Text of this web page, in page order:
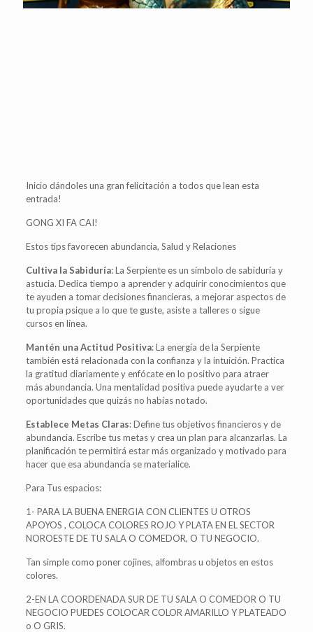
Inicio dándoles una gran felicitación a todos que lean esta
entrada!
GONG XI FA CAI!
Estos tips favorecen abundancia, Salud y Relaciones
Cultiva la Sabiduría: La Serpiente es un símbolo de sabiduría y
astucia. Dedica tiempo a aprender y adquirir conocimientos que
te ayuden a tomar decisiones financieras, a mejorar aspectos de
tu propia psique a lo que te guste, asiste a talleres o sigue
cursos en línea.
Mantén una Actitud Positiva: La energía de la Serpiente
también está relacionada con la confianza y la intuición. Practica
la gratitud diariamente y enfócate en lo positivo para atraer
más abundancia. Una mentalidad positiva puede ayudarte a ver
oportunidades que quizás no habías notado.
Establece Metas Claras: Define tus objetivos financieros y de
abundancia. Escribe tus metas y crea un plan para alcanzarlas. La
planificación te permitirá estar más organizado y motivado para
hacer que esa abundancia se materialice.
Para Tus espacios:
1- PARA LA BUENA ENERGIA CON CLIENTES U OTROS
APOYOS , COLOCA COLORES ROJO Y PLATA EN EL SECTOR
NOROESTE DE TU SALA O COMEDOR, O TU NEGOCIO.
Tan simple como poner cojines, alfombras u objetos en estos
colores.
2-EN LA COORDENADA SUR DE TU SALA O COMEDOR O TU
NEGOCIO PUEDES COLOCAR COLOR AMARILLO Y PLATEADO
o O GRIS.